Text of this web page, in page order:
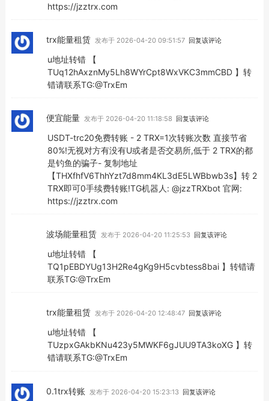
https://jzztrx.com
trx能量租赁 发布于 2026-04-20 09:51:57 回复该评论
u地址转错 【
TUq12hAxznMy5Lh8WYrCpt8WxVKC3mmCBD 】转
错请联系TG:@TrxEm
便宜能量 发布于 2026-04-20 11:18:58 回复该评论
USDT-trc20免费转账 - 2 TRX=1次转账次数 直接节省
80%!无视对方有没有U或者是否交易所,低于 2 TRX的都
是钓鱼的骗子- 复制地址
【THXfhfV6ThhYzt7d8mm4KL3dE5LWBbwb3s】转 2
TRX即可0手续费转账!TG机器人: @jzzTRXbot 官网:
https://jzztrx.com
波场能量租赁 发布于 2026-04-20 11:25:53 回复该评论
u地址转错 【
TQ1pEBDYUg13H2Re4gKg9H5cvbtess8bai 】转错请
联系TG:@TrxEm
trx能量租赁 发布于 2026-04-20 12:48:47 回复该评论
u地址转错 【
TUzpxGAkbKNu423y5MWKF6gJUU9TA3koXG 】转
错请联系TG:@TrxEm
0.1trx转账 发布于 2026-04-20 15:23:13 回复该评论